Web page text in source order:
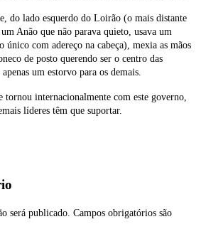
do lado esquerdo do Loirão (o mais distante
Anão que não parava quieto, usava um
único com adereço na cabeça), mexia as mãos
de posto querendo ser o centro das
um estorvo para os demais.
tornou internacionalmente com este governo,
líderes têm que suportar.
será publicado. Campos obrigatórios são